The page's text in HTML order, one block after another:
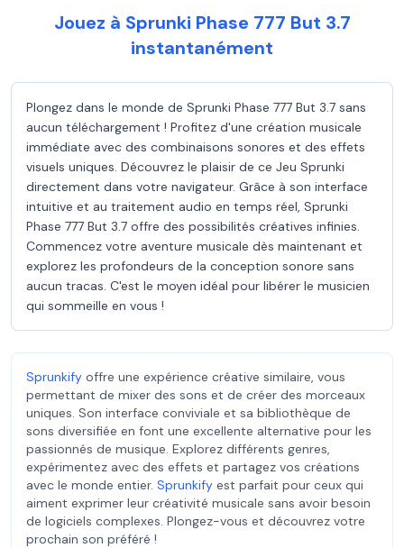
Jouez à Sprunki Phase 777 But 3.7
instantanément
Plongez dans le monde de Sprunki Phase 777 But 3.7 sans
aucun téléchargement ! Profitez d'une création musicale
immédiate avec des combinaisons sonores et des effets
visuels uniques. Découvrez le plaisir de ce Jeu Sprunki
directement dans votre navigateur. Grâce à son interface
intuitive et au traitement audio en temps réel, Sprunki
Phase 777 But 3.7 offre des possibilités créatives infinies.
Commencez votre aventure musicale dès maintenant et
explorez les profondeurs de la conception sonore sans
aucun tracas. C'est le moyen idéal pour libérer le musicien
qui sommeille en vous !
Sprunkify offre une expérience créative similaire, vous
permettant de mixer des sons et de créer des morceaux
uniques. Son interface conviviale et sa bibliothèque de
sons diversifiée en font une excellente alternative pour les
passionnés de musique. Explorez différents genres,
expérimentez avec des effets et partagez vos créations
avec le monde entier. Sprunkify est parfait pour ceux qui
aiment exprimer leur créativité musicale sans avoir besoin
de logiciels complexes. Plongez-vous et découvrez votre
prochain son préféré !